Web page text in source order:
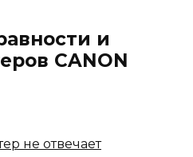
и
CANON
не отвечает